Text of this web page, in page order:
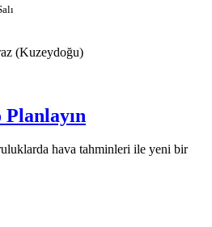
(Kuzeydoğu)
hava tahminleri ile yeni bir